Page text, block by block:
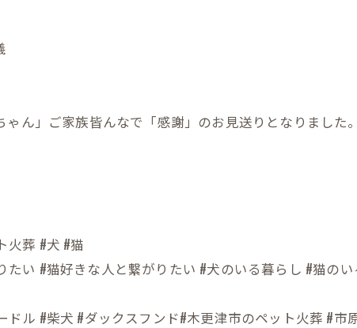
ん」ご家族皆んなで「感謝」のお見送りとなりまし
火葬 #犬 #猫
い #猫好きな人と繋がりたい #犬のいる暮らし #猫の
ル #柴犬 #ダックスフンド#木更津市のペット火葬 #